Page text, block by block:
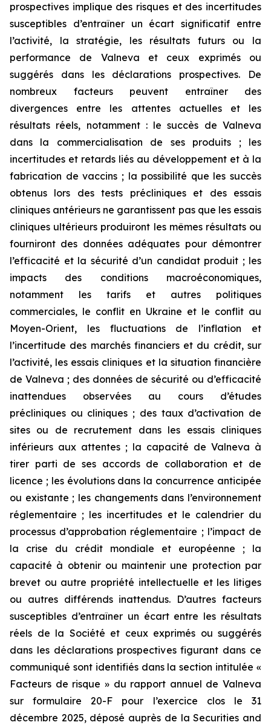
prospectives implique des risques et des incertitudes
susceptibles d’entraîner un écart significatif entre
l’activité, la stratégie, les résultats futurs ou la
performance de Valneva et ceux exprimés ou
suggérés dans les déclarations prospectives. De
nombreux facteurs peuvent entraîner des
divergences entre les attentes actuelles et les
résultats réels, notamment : le succès de Valneva
dans la commercialisation de ses produits ; les
incertitudes et retards liés au développement et à la
fabrication de vaccins ; la possibilité que les succès
obtenus lors des tests précliniques et des essais
cliniques antérieurs ne garantissent pas que les essais
cliniques ultérieurs produiront les mêmes résultats ou
fourniront des données adéquates pour démontrer
l’efficacité et la sécurité d’un candidat produit ; les
impacts des conditions macroéconomiques,
notamment les tarifs et autres politiques
commerciales, le conflit en Ukraine et le conflit au
Moyen-Orient, les fluctuations de l’inflation et
l’incertitude des marchés financiers et du crédit, sur
l’activité, les essais cliniques et la situation financière
de Valneva ; des données de sécurité ou d’efficacité
inattendues observées au cours d’études
précliniques ou cliniques ; des taux d’activation de
sites ou de recrutement dans les essais cliniques
inférieurs aux attentes ; la capacité de Valneva à
tirer parti de ses accords de collaboration et de
licence ; les évolutions dans la concurrence anticipée
ou existante ; les changements dans l’environnement
réglementaire ; les incertitudes et le calendrier du
processus d’approbation réglementaire ; l’impact de
la crise du crédit mondiale et européenne ; la
capacité à obtenir ou maintenir une protection par
brevet ou autre propriété intellectuelle et les litiges
ou autres différends inattendus. D’autres facteurs
susceptibles d’entraîner un écart entre les résultats
réels de la Société et ceux exprimés ou suggérés
dans les déclarations prospectives figurant dans ce
communiqué sont identifiés dans la section intitulée «
Facteurs de risque » du rapport annuel de Valneva
sur formulaire 20-F pour l’exercice clos le 31
décembre 2025, déposé auprès de la Securities and